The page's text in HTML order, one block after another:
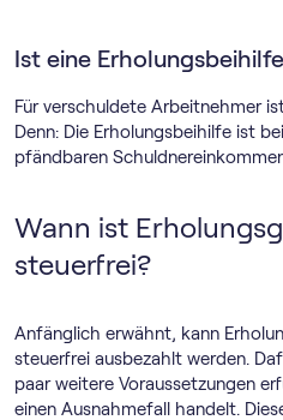
Ist eine
Für verschuldete Arbeitnehmer
Denn: Die Erholungsbeihilfe ist
pfändbaren
Wann ist
steuerfrei?
Anfänglich erwähnt, kann
steuerfrei ausbezahlt werden.
paar weitere Voraussetzungen
einen Ausnahmefall handelt.